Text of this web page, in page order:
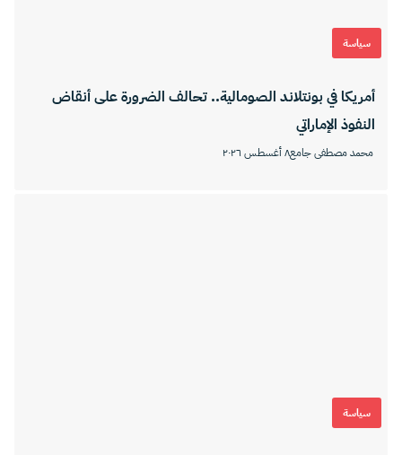
سياسة
أمريكا في بونتلاند الصومالية.. تحالف الضرورة على أنقاض
النفوذ الإماراتي
محمد مصطفى جامع٨ أغسطس ٢٠٢٦
سياسة